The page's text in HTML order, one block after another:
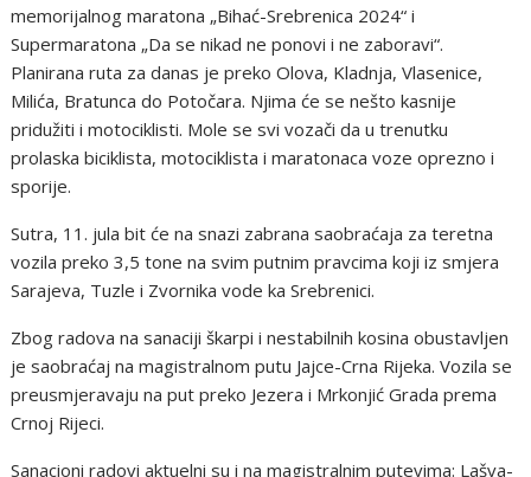
memorijalnog maratona „Bihać-Srebrenica 2024“ i
Supermaratona „Da se nikad ne ponovi i ne zaboravi“.
Planirana ruta za danas je preko Olova, Kladnja, Vlasenice,
Milića, Bratunca do Potočara. Njima će se nešto kasnije
pridužiti i motociklisti. Mole se svi vozači da u trenutku
prolaska biciklista, motociklista i maratonaca voze oprezno i
sporije.
Sutra, 11. jula bit će na snazi zabrana saobraćaja za teretna
vozila preko 3,5 tone na svim putnim pravcima koji iz smjera
Sarajeva, Tuzle i Zvornika vode ka Srebrenici.
Zbog radova na sanaciji škarpi i nestabilnih kosina obustavljen
je saobraćaj na magistralnom putu Jajce-Crna Rijeka. Vozila se
preusmjeravaju na put preko Jezera i Mrkonjić Grada prema
Crnoj Rijeci.
Sanacioni radovi aktuelni su i na magistralnim putevima: Lašva-